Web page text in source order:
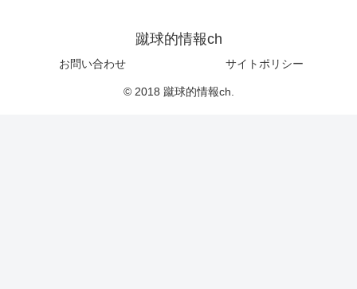
蹴球的情報ch
お問い合わせ サイトポリシー
© 2018 蹴球的情報ch.